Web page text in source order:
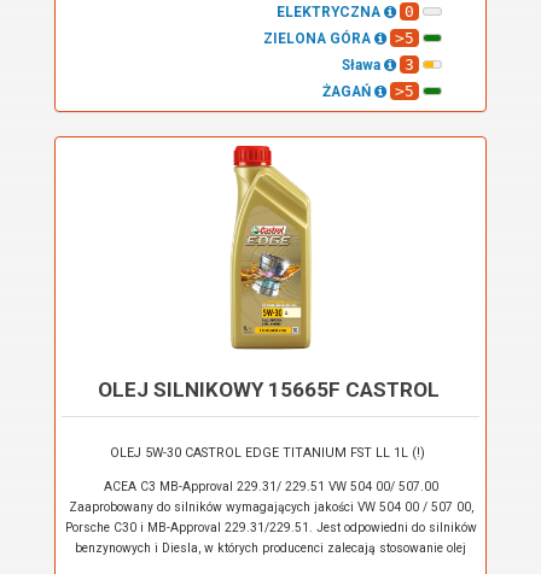
ELEKTRYCZNA 0
ZIELONA GÓRA >5
Sława 3
ŻAGAŃ >5
OLEJ SILNIKOWY 15665F CASTROL
OLEJ 5W-30 CASTROL EDGE TITANIUM FST LL 1L (!)
ACEA C3 MB-Approval 229.31/ 229.51 VW 504 00/ 507.00
Zaaprobowany do silników wymagających jakości VW 504 00 / 507 00,
Porsche C30 i MB-Approval 229.31/229.51. Jest odpowiedni do silników
benzynowych i Diesla, w których producenci zalecają stosowanie olej